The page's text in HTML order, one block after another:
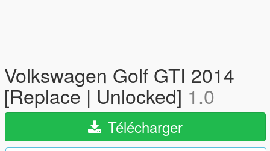
Volkswagen Golf GTI 2014
[Replace | Unlocked] 1.0
Télécharger